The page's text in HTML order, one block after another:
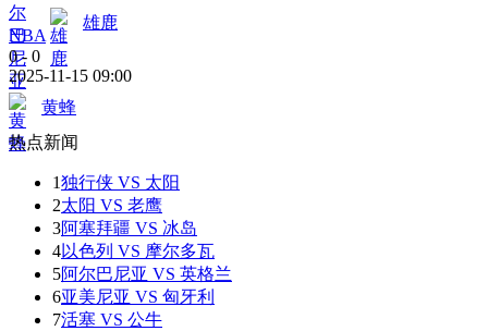
NBA
雄鹿
0 - 0
2025-11-15 09:00
黄蜂
热点新闻
1独行侠 VS 太阳
2太阳 VS 老鹰
3阿塞拜疆 VS 冰岛
4以色列 VS 摩尔多瓦
5阿尔巴尼亚 VS 英格兰
6亚美尼亚 VS 匈牙利
7活塞 VS 公牛